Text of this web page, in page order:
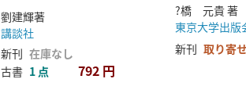
劉建輝著
講談社
新刊 在庫なし
古書 1 点 792 円
?橋 元貴 著
東京大学出版
新刊 取り寄せ